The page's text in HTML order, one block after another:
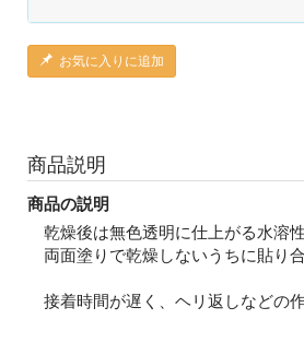
お気に入りに追加
商品説明
商品の説明
乾燥後は無色透明に仕上がる水溶性
両面塗りで乾燥しないうちに貼り合
接着時間が遅く、ヘリ返しなどの